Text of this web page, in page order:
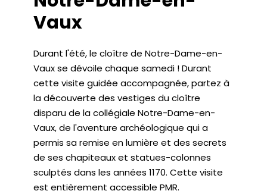
Vaux
Durant l'été, le cloître de Notre-Dame-en-
Vaux se dévoile chaque samedi ! Durant
cette visite guidée accompagnée, partez à
la découverte des vestiges du cloître
disparu de la collégiale Notre-Dame-en-
Vaux, de l'aventure archéologique qui a
permis sa remise en lumière et des secrets
de ses chapiteaux et statues-colonnes
sculptés dans les années 1170. Cette visite
est entièrement accessible PMR.